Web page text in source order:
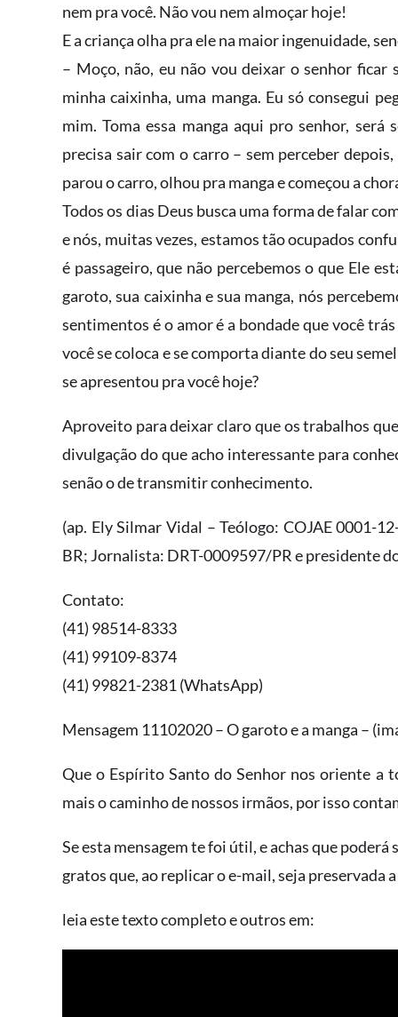
nem pra você. Não vou nem almoçar hoje!
E a criança olha pra ele na maior ingenuidade,
– Moço, não, eu não vou deixar o senhor ficar
minha caixinha, uma manga. Eu só consegui
mim. Toma essa manga aqui pro senhor,
precisa sair com o carro – sem perceber
parou o carro, olhou pra manga e começou a
Todos os dias Deus busca uma forma de falar
e nós, muitas vezes, estamos tão ocupados
é passageiro, que não percebemos o que Ele
garoto, sua caixinha e sua manga, nós
sentimentos é o amor é a bondade que você
você se coloca e se comporta diante do seu
se apresentou pra você hoje?
Aproveito para deixar claro que os trabalhos
divulgação do que acho interessante para
senão o de transmitir conhecimento.
(ap. Ely Silmar Vidal – Teólogo: COJAE 0001-
BR; Jornalista: DRT-0009597/PR e presidente
Contato:
(41) 98514-8333
(41) 99109-8374
(41) 99821-2381 (WhatsApp)
Mensagem 11102020 – O garoto e a manga –
Que o Espírito Santo do Senhor nos oriente a
mais o caminho de nossos irmãos, por isso
Se esta mensagem te foi útil, e achas que
gratos que, ao replicar o e-mail, seja preservada
leia este texto completo e outros em: